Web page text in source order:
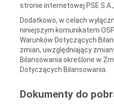
stronie internetowej PSE S.A.,
Dodatkowo, w celach
niniejszym komunikatem
Warunków Dotyczących
zmian, uwzględniający
Bilansowania określone w
Dotyczących Bilansowania.
Dokumenty do